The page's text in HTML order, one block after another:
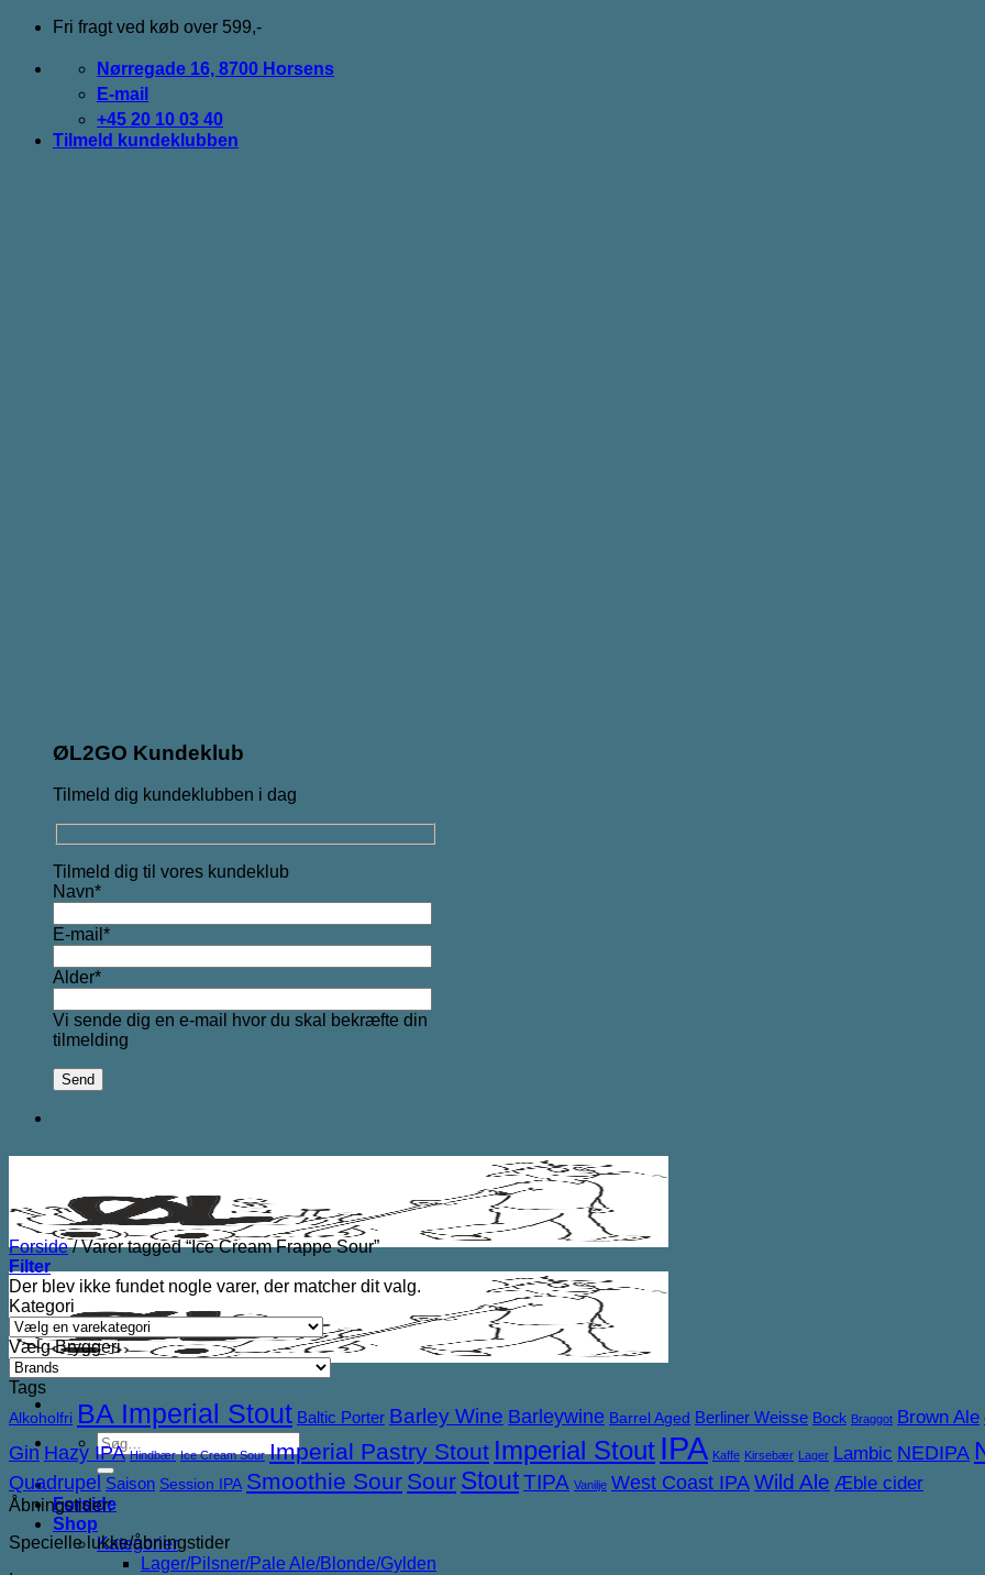
Fortsæt
indhold
Fri fragt ved køb over 599,-
Nørregade 16, 8700 Horsens
E-mail
+45 20 10 03 40
Tilmeld kundeklubben
ØL2GO Kundeklub
Tilmeld dig kundeklubben i dag
Tilmeld dig til vores kundeklub
Navn*
E-mail*
Alder*
Vi sende dig en e-mail hvor du skal bekræfte din
tilmelding
Søg
efter:
Forside
Shop
Kategorier
Lager/Pilsner/Pale Ale/Blonde/Gylden
Forside /Varer tagged “Ice Cream Frappe Sour”
Filter
Der blev ikke fundet nogle varer, der matcher dit valg.
Kategori
Vælg Bryggeri
Tags
Alkoholfri BA Imperial Stout Baltic Porter Barley Wine Barleywine Barrel Aged Berliner Weisse Bock Braggot Brown Ale
Gin Hazy IPA Hindbær Ice Cream Sour Imperial Pastry Stout Imperial Stout IPA Kaffe Kirsebær Lager Lambic NEDIPA
Quadrupel Saison Session IPA Smoothie Sour Sour StoutTIPA Vanilje West Coast IPAWild Ale Æble cider
Åbningstider:
Specielle lukke/åbningstider